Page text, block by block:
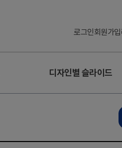
로그인회원가입
디자인별 슬라이드
잉